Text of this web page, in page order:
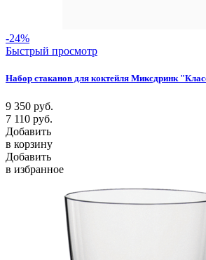
-24%
Быстрый просмотр
Набор стаканов для коктейля Миксдринк
9 350 руб.
7 110 руб.
Добавить
в корзину
Добавить
в избранное